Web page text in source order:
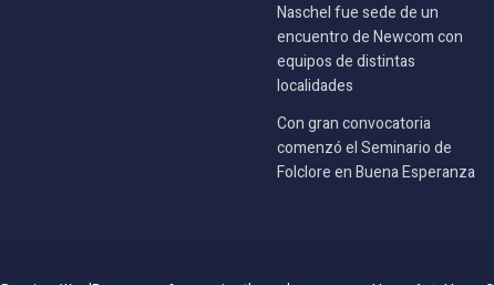
Naschel fue sede de un
encuentro de Newcom con
equipos de distintas
localidades
Con gran convocatoria
comenzó el Seminario de
Folclore en Buena Esperanza